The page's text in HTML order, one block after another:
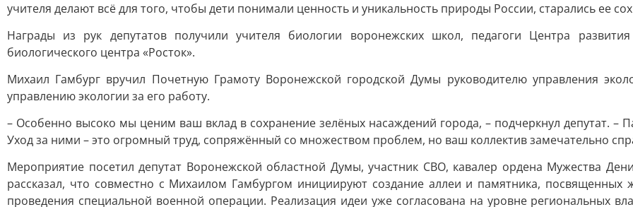
учителя делают всё для того, чтобы дети понимали ценность и уникальность природы России, старались ее
Награды из рук депутатов получили учителя биологии воронежских школ, педагоги Центра
биологического центра «Росток».
Михаил Гамбург вручил Почетную Грамоту Воронежской городской Думы руководителю управления
управлению экологии за его работу.
– Особенно высоко мы ценим ваш вклад в сохранение зелёных насаждений города, – подчеркнул депутат.
Уход за ними – это огромный труд, сопряжённый со множеством проблем, но ваш коллектив замечательно
Мероприятие посетил депутат Воронежской областной Думы, участник СВО, кавалер ордена Мужества
рассказал, что совместно с Михаилом Гамбургом инициируют создание аллеи и памятника,
проведения специальной военной операции. Реализация идеи уже согласована на уровне региональных